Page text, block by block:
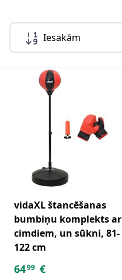
Iesakām
vidaXL štancēšanas
bumbiņu komplekts ar
cimdiem, un sūkni, 81-
122 cm
6499 €